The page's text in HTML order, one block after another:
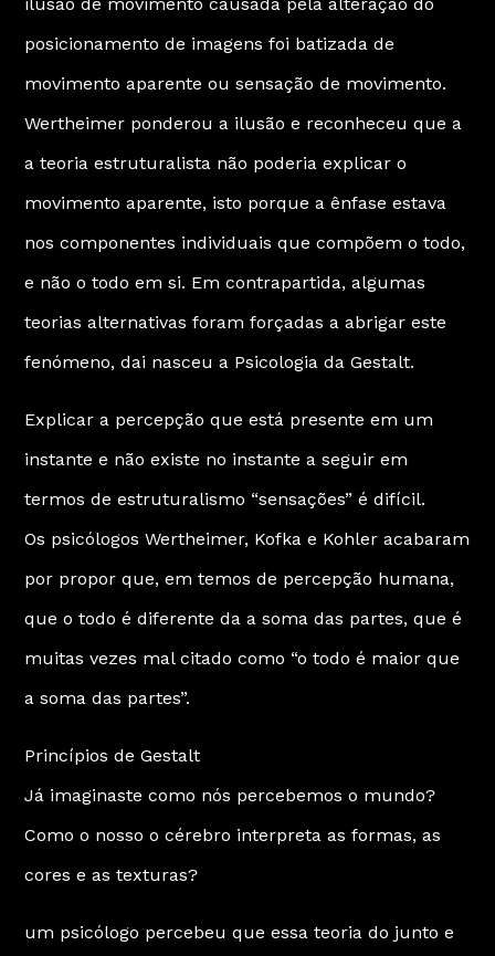
posicionamento de imagens foi batizada de
movimento aparente ou sensação de movimento.
Wertheimer ponderou a ilusão e reconheceu que a
a teoria estruturalista não poderia explicar o
movimento aparente, isto porque a ênfase estava
nos componentes individuais que compõem o todo,
e não o todo em si. Em contrapartida, algumas
teorias alternativas foram forçadas a abrigar este
fenómeno, dai nasceu a Psicologia da Gestalt.
Explicar a percepção que está presente em um
instante e não existe no instante a seguir em
termos de estruturalismo “sensações” é difícil.
Os psicólogos Wertheimer, Kofka e Kohler acabaram
por propor que, em temos de percepção humana,
que o todo é diferente da a soma das partes, que é
muitas vezes mal citado como “o todo é maior que
a soma das partes”.
Princípios de Gestalt
Já imaginaste como nós percebemos o mundo?
Como o nosso o cérebro interpreta as formas, as
cores e as texturas?
um psicólogo percebeu que essa teoria do junto e